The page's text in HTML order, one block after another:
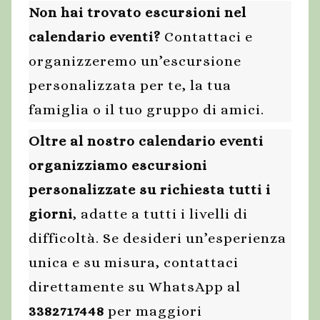
Non hai trovato escursioni nel
calendario eventi? Contattaci e
organizzeremo un’escursione
personalizzata per te, la tua
famiglia o il tuo gruppo di amici.
Oltre al nostro calendario eventi
organizziamo escursioni
personalizzate su richiesta tutti i
giorni, adatte a tutti i livelli di
difficoltà. Se desideri un’esperienza
unica e su misura, contattaci
direttamente su WhatsApp al
3382717448 per maggiori